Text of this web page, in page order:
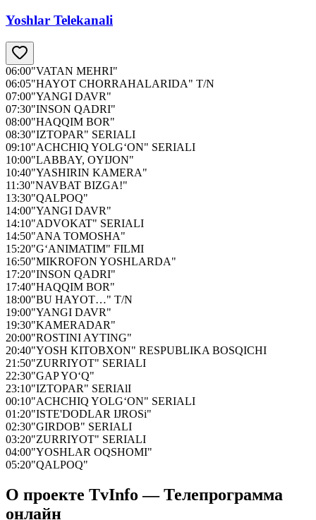
Yoshlar Telekanali
06:00"VATAN MEHRI"
06:05"HAYOT CHORRAHALARIDA" T/N
07:00"YANGI DAVR"
07:30"INSON QADRI"
08:00"HAQQIM BOR"
08:30"IZTOPAR" SERIALI
09:10"ACHCHIQ YOLG‘ON" SERIALI
10:00"LABBAY, OYIJON"
10:40"YASHIRIN KAMERA"
11:30"NAVBAT BIZGA!"
13:30"QALPOQ"
14:00"YANGI DAVR"
14:10"ADVOKAT" SERIALI
14:50"ANA TOMOSHA"
15:20"G‘ANIMATIM" FILMI
16:50"MIKROFON YOSHLARDA"
17:20"INSON QADRI"
17:40"HAQQIM BOR"
18:00"BU HAYOT…" T/N
19:00"YANGI DAVR"
19:30"KAMERADAR"
20:00"ROSTINI AYTING"
20:40"YOSH KITOBXON" RESPUBLIKA BOSQICHI
21:50"ZURRIYOT" SERIALI
22:30"GAP YO‘Q"
23:10"IZTOPAR" SERIAlI
00:10"ACHCHIQ YOLG‘ON" SERIALI
01:20"ISTE'DODLAR IJROSi"
02:30"GIRDOB" SERIALI
03:20"ZURRIYOT" SERIALI
04:00"YOSHLAR OQSHOMI"
05:20"QALPOQ"
О проекте TvInfo — Телепрограмма
онлайн